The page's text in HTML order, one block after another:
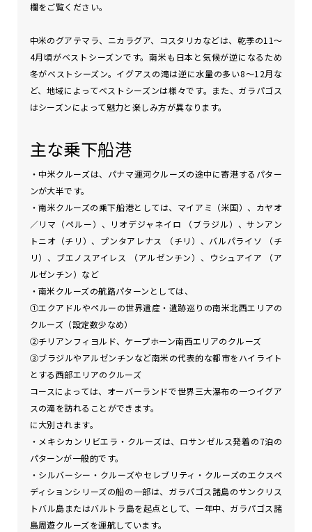
欄をご覧ください。
中米のグアテマラ、ニカラグア、コスタリカなどは、乾季の11～
4月頃がベストシーズンです。南米も日本と気候が逆になるため
冬がベストシーズン。イグアスの滝は逆に水量の多い8～12月な
ど、地域によってベストシーズンは様々です。また、ガラパゴス
はシーズンによって魅力と楽しみ方が異なります。
主な乗下船港
・中米クルーズは、パナマ運河クルーズの途中に寄港するパター
ンが大半です。
・南米クルーズの乗下船港としては、マイアミ（米国）、カヤオ
／リマ（ペルー）、リオデジャネイロ （ブラジル）、サンアン
トニオ（チリ）、プンタアレナス （チリ）、バルパライソ （チ
リ）、ブエノスアイレス （アルゼンチン）、ウシュアイア （ア
ルゼンチン）など
・南米クルーズの航路パターンとしては、
①エクアドルやペルーの世界遺産・遺跡巡りの南米北西エリアの
クルーズ（設定数少なめ）
②チリアンフィヨルド、ケープホーン南西エリアのクルーズ
③ブラジルやアルゼンチンなど南米の代表的な都市をハイライト
とする西部エリアのクルーズ
コースによっては、オーバーランドで世界三大瀑布の一つイグア
スの滝を訪れることができます。
に大別されます。
・メキシカンリビエラ・クルーズは、ロサンゼルス発着の7泊の
パターンが一般的です。
・シルバーシー・クルーズやセレブリティ・クルーズのエクスペ
ディションシリーズの船の一部は、ガラパゴス諸島のサンクリス
トバル島またはバルトラ島を起点として、一年中、ガラパゴス諸
島周遊クルーズを運航しています。